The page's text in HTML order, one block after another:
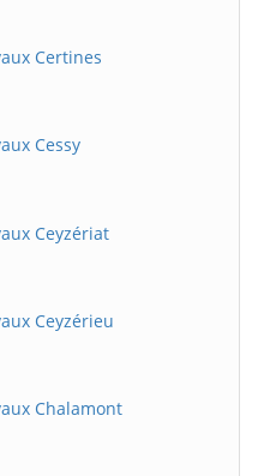
Certines
Cessy
Ceyzériat
Ceyzérieu
Chalamont